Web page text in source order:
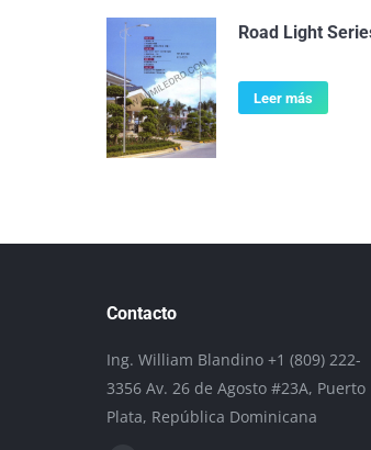
Road Light
Leer más
Contacto
Ing. William Blandino +1 (809) 222-
3356 Av. 26 de Agosto #23A, Puerto
Plata, República Dominicana